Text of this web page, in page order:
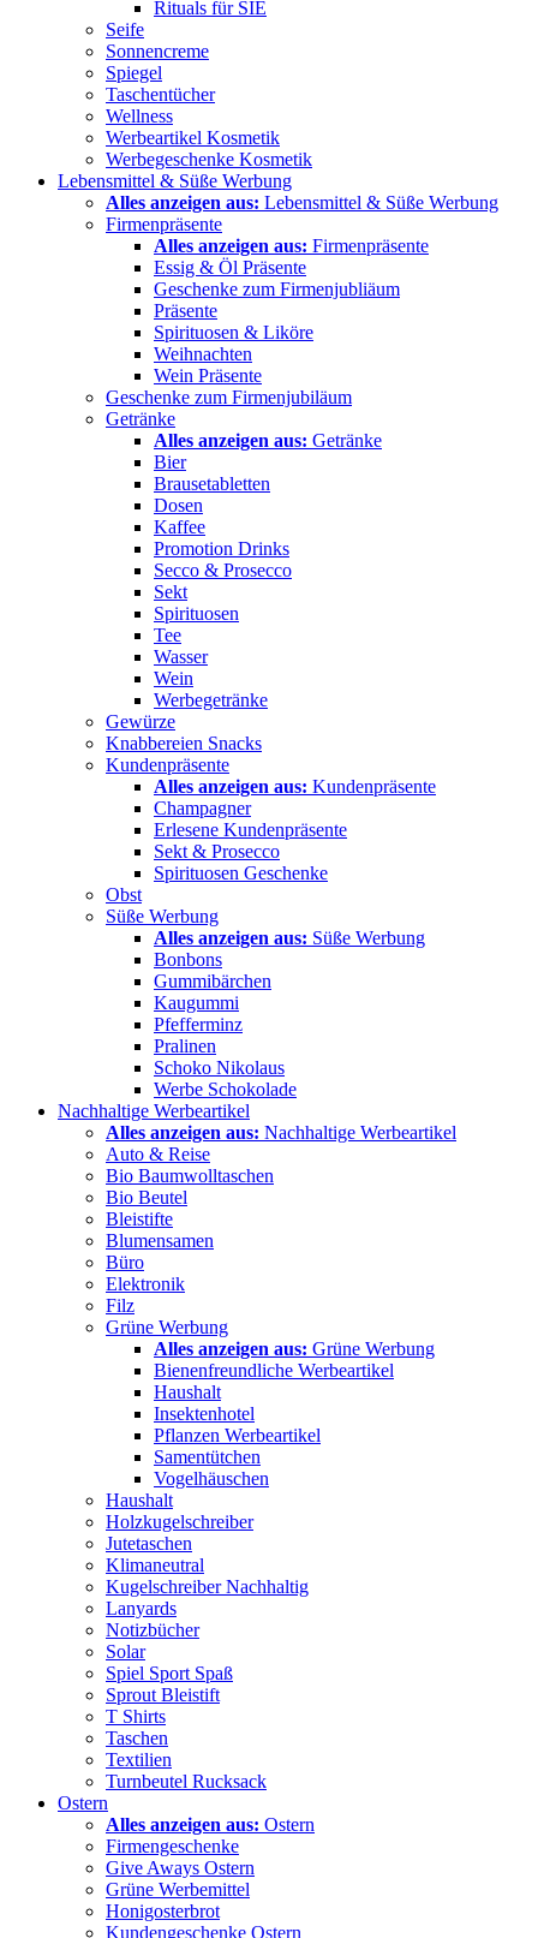
Rituals für SIE
Seife
Sonnencreme
Spiegel
Taschentücher
Wellness
Werbeartikel Kosmetik
Werbegeschenke Kosmetik
Lebensmittel & Süße Werbung
Alles anzeigen aus: Lebensmittel & Süße Werbung
Firmenpräsente
Alles anzeigen aus: Firmenpräsente
Essig & Öl Präsente
Geschenke zum Firmenjubliäum
Präsente
Spirituosen & Liköre
Weihnachten
Wein Präsente
Geschenke zum Firmenjubiläum
Getränke
Alles anzeigen aus: Getränke
Bier
Brausetabletten
Dosen
Kaffee
Promotion Drinks
Secco & Prosecco
Sekt
Spirituosen
Tee
Wasser
Wein
Werbegetränke
Gewürze
Knabbereien Snacks
Kundenpräsente
Alles anzeigen aus: Kundenpräsente
Champagner
Erlesene Kundenpräsente
Sekt & Prosecco
Spirituosen Geschenke
Obst
Süße Werbung
Alles anzeigen aus: Süße Werbung
Bonbons
Gummibärchen
Kaugummi
Pfefferminz
Pralinen
Schoko Nikolaus
Werbe Schokolade
Nachhaltige Werbeartikel
Alles anzeigen aus: Nachhaltige Werbeartikel
Auto & Reise
Bio Baumwolltaschen
Bio Beutel
Bleistifte
Blumensamen
Büro
Elektronik
Filz
Grüne Werbung
Alles anzeigen aus: Grüne Werbung
Bienenfreundliche Werbeartikel
Haushalt
Insektenhotel
Pflanzen Werbeartikel
Samentütchen
Vogelhäuschen
Haushalt
Holzkugelschreiber
Jutetaschen
Klimaneutral
Kugelschreiber Nachhaltig
Lanyards
Notizbücher
Solar
Spiel Sport Spaß
Sprout Bleistift
T Shirts
Taschen
Textilien
Turnbeutel Rucksack
Ostern
Alles anzeigen aus: Ostern
Firmengeschenke
Give Aways Ostern
Grüne Werbemittel
Honigosterbrot
Kundengeschenke Ostern